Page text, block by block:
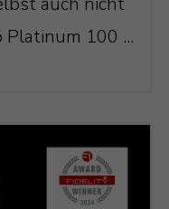
Platinum 100 ...